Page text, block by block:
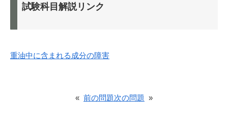
試験科目解説リンク
重油中に含まれる成分の障害
« 前の問題次の問題 »